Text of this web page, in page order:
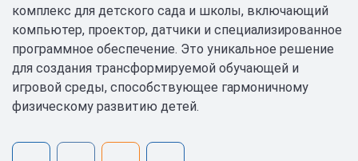
комплекс для детского сада и школы, включающий
компьютер, проектор, датчики и специализированное
программное обеспечение. Это уникальное решение
для создания трансформируемой обучающей и
игровой среды, способствующее гармоничному
физическому развитию детей.